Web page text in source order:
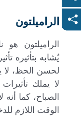
الراميلتون
الراميلتون هو
يُشابه بتأثيره
لحسن الحظ، لا
لا يملك
الصباح، كما
الوقت اللازم